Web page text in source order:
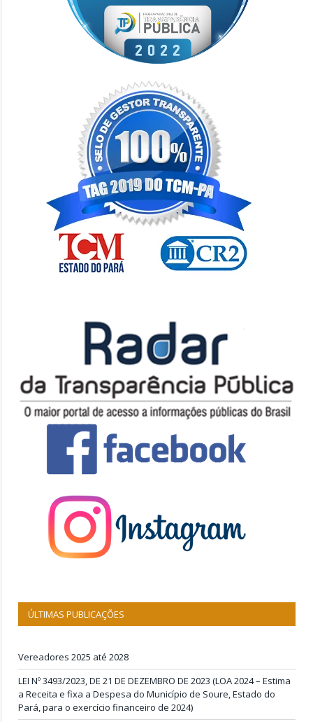
ÚLTIMAS PUBLICAÇÕES
Vereadores 2025 até 2028
LEI Nº 3493/2023, DE 21 DE DEZEMBRO DE 2023 (LOA 2024 – Estima
a Receita e fixa a Despesa do Município de Soure, Estado do
Pará, para o exercício financeiro de 2024)